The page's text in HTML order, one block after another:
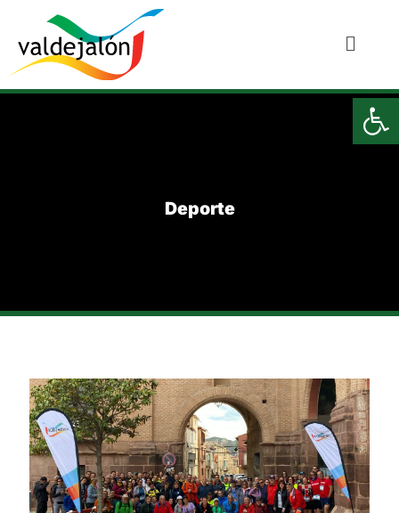
Deporte